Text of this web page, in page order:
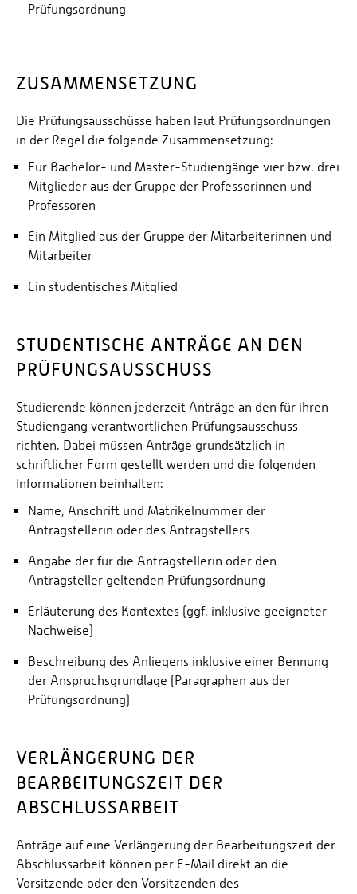
Prüfungsordnung
ZUSAMMENSETZUNG
Die Prüfungsausschüsse haben laut Prüfungsordnungen
in der Regel die folgende Zusammensetzung:
Für Bachelor- und Master-Studiengänge vier bzw. drei
Mitglieder aus der Gruppe der Professorinnen und
Professoren
Ein Mitglied aus der Gruppe der Mitarbeiterinnen und
Mitarbeiter
Ein studentisches Mitglied
STUDENTISCHE ANTRÄGE AN DEN
PRÜFUNGSAUSSCHUSS
Studierende können jederzeit Anträge an den für ihren
Studiengang verantwortlichen Prüfungsausschuss
richten. Dabei müssen Anträge grundsätzlich in
schriftlicher Form gestellt werden und die folgenden
Informationen beinhalten:
Name, Anschrift und Matrikelnummer der
Antragstellerin oder des Antragstellers
Angabe der für die Antragstellerin oder den
Antragsteller geltenden Prüfungsordnung
Erläuterung des Kontextes (ggf. inklusive geeigneter
Nachweise)
Beschreibung des Anliegens inklusive einer Bennung
der Anspruchsgrundlage (Paragraphen aus der
Prüfungsordnung)
VERLÄNGERUNG DER
BEARBEITUNGSZEIT DER
ABSCHLUSSARBEIT
Anträge auf eine Verlängerung der Bearbeitungszeit der
Abschlussarbeit können per E-Mail direkt an die
Vorsitzende oder den Vorsitzenden des